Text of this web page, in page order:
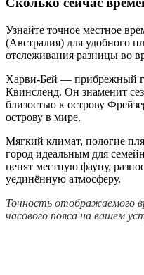
Узнайте точное местное
(Австралия) для удобного
отслеживания разницы во
Харви-Бей — прибрежный
Квинсленд. Он знаменит
близостью к острову
острову в мире.
Мягкий климат, пологие
город идеальным для
ценят местную фауну,
уединённую атмосферу.
Точность отображаемого
часового пояса на вашем